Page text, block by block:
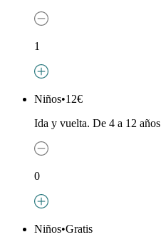
1
Niños•12€
Ida y vuelta. De 4 a 12 años
0
Niños•Gratis